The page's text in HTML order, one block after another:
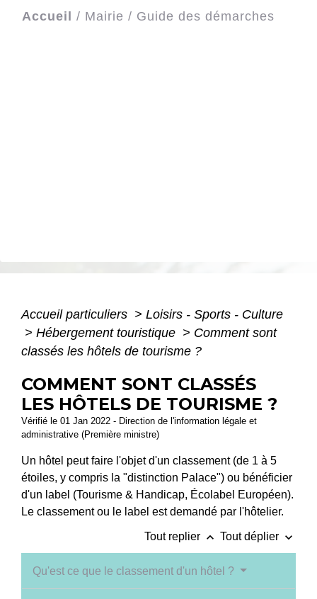
Accueil / Mairie / Guide des démarches
Accueil particuliers > Loisirs - Sports - Culture
> Hébergement touristique > Comment sont
classés les hôtels de tourisme ?
COMMENT SONT CLASSÉS
LES HÔTELS DE TOURISME ?
Vérifié le 01 Jan 2022 - Direction de l'information légale et
administrative (Première ministre)
Un hôtel peut faire l'objet d'un classement (de 1 à 5
étoiles, y compris la "distinction Palace") ou bénéficier
d'un label (Tourisme & Handicap, Écolabel Européen).
Le classement ou le label est demandé par l'hôtelier.
Tout replier keyboard_arrow_up Tout déplier keyboard_arrow_down
Qu'est ce que le classement d'un hôtel ?